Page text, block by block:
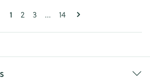
Vous lisez actuellement la page
1 Page
2 Page
3 ... Page
14